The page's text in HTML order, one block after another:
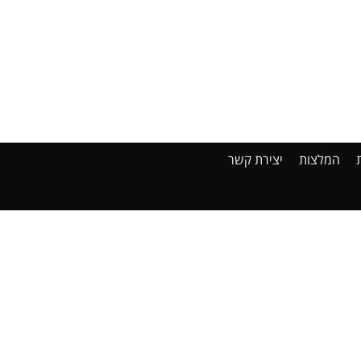
המלצות יצירת קשר